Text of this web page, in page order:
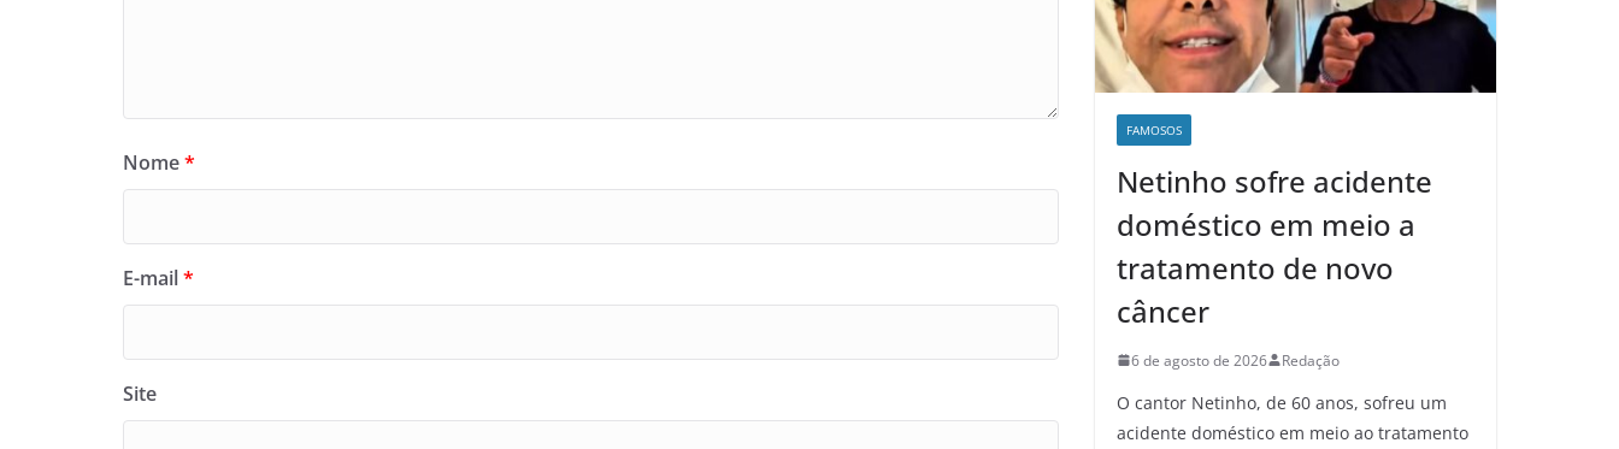
Nome*
E-mail*
Site
FAMOSOS
Netinho sofre acidente
doméstico em meio a
tratamento de novo
câncer
6 de agosto de 2026 Redação
O cantor Netinho, de 60 anos, sofreu um
acidente doméstico em meio ao tratamento